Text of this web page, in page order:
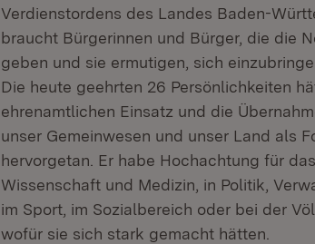
Verdienstordens des Landes Baden-
braucht Bürgerinnen und Bürger, die die
geben und sie ermutigen, sich
Die heute geehrten 26 Persönlichkeiten
ehrenamtlichen Einsatz und die
unser Gemeinwesen und unser Land als
hervorgetan. Er habe Hochachtung für
Wissenschaft und Medizin, in Politik,
im Sport, im Sozialbereich oder bei der
wofür sie sich stark gemacht hätten.